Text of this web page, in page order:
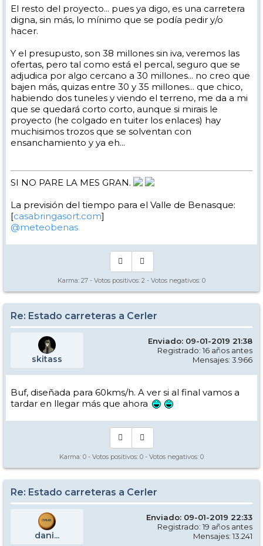
El resto del proyecto... pues ya digo, es una carretera
digna, sin más, lo mínimo que se podía pedir y/o
hacer.
Y el presupusto, son 38 millones sin iva, veremos las
ofertas, pero tal como está el percal, seguro que se
adjudica por algo cercano a 30 millones... no creo que
bajen más, quizas entre 30 y 35 millones... que chico,
habiendo dos tuneles y viendo el terreno, me da a mi
que se quedará corto corto, aunque si mirais le
proyecto (he colgado en tuiter los enlaces) hay
muchisimos trozos que se solventan con
ensanchamiento y ya eh...
SI NO PARE LA MES GRAN.
La previsión del tiempo para el Valle de Benasque:
[casabringasort.com]
@meteobenas
Karma: 27 - Votos positivos: 2 - Votos negativos: 0
Re: Estado carreteras a Cerler
skitass
Enviado: 09-01-2019 21:38
Registrado: 16 años antes
Mensajes: 3.966
Buf, diseñada para 60kms/h. A ver si al final vamos a
tardar en llegar más que ahora
Karma: 0 - Votos positivos: 0 - Votos negativos: 0
Re: Estado carreteras a Cerler
dani...
Enviado: 09-01-2019 22:33
Registrado: 19 años antes
Mensajes: 13.241